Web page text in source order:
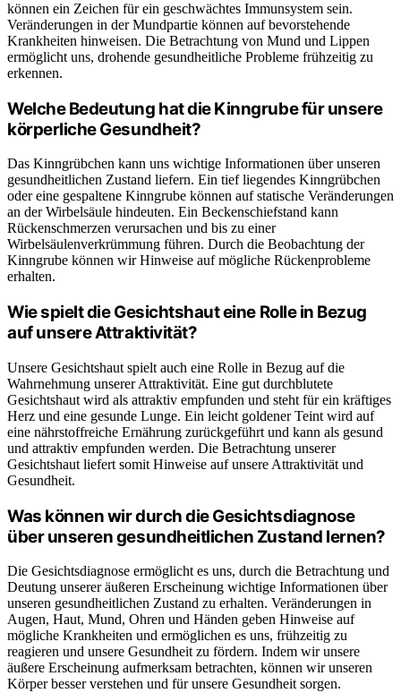
können ein Zeichen für ein geschwächtes Immunsystem sein.
Veränderungen in der Mundpartie können auf bevorstehende
Krankheiten hinweisen. Die Betrachtung von Mund und Lippen
ermöglicht uns, drohende gesundheitliche Probleme frühzeitig zu
erkennen.
Welche Bedeutung hat die Kinngrube für unsere
körperliche Gesundheit?
Das Kinngrübchen kann uns wichtige Informationen über unseren
gesundheitlichen Zustand liefern. Ein tief liegendes Kinngrübchen
oder eine gespaltene Kinngrube können auf statische Veränderungen
an der Wirbelsäule hindeuten. Ein Beckenschiefstand kann
Rückenschmerzen verursachen und bis zu einer
Wirbelsäulenverkrümmung führen. Durch die Beobachtung der
Kinngrube können wir Hinweise auf mögliche Rückenprobleme
erhalten.
Wie spielt die Gesichtshaut eine Rolle in Bezug
auf unsere Attraktivität?
Unsere Gesichtshaut spielt auch eine Rolle in Bezug auf die
Wahrnehmung unserer Attraktivität. Eine gut durchblutete
Gesichtshaut wird als attraktiv empfunden und steht für ein kräftiges
Herz und eine gesunde Lunge. Ein leicht goldener Teint wird auf
eine nährstoffreiche Ernährung zurückgeführt und kann als gesund
und attraktiv empfunden werden. Die Betrachtung unserer
Gesichtshaut liefert somit Hinweise auf unsere Attraktivität und
Gesundheit.
Was können wir durch die Gesichtsdiagnose
über unseren gesundheitlichen Zustand lernen?
Die Gesichtsdiagnose ermöglicht es uns, durch die Betrachtung und
Deutung unserer äußeren Erscheinung wichtige Informationen über
unseren gesundheitlichen Zustand zu erhalten. Veränderungen in
Augen, Haut, Mund, Ohren und Händen geben Hinweise auf
mögliche Krankheiten und ermöglichen es uns, frühzeitig zu
reagieren und unsere Gesundheit zu fördern. Indem wir unsere
äußere Erscheinung aufmerksam betrachten, können wir unseren
Körper besser verstehen und für unsere Gesundheit sorgen.